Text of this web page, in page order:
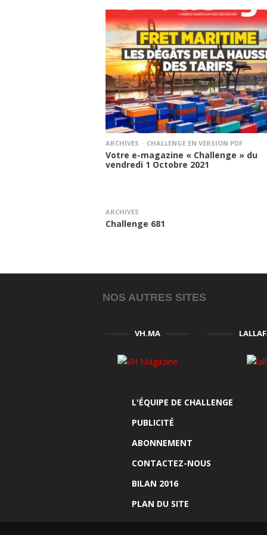
ARCHIVES CHALLENGE EN VERSION PDF
Votre e-magazine « Challenge » du
vendredi 1 Octobre 2021
ARCHIVES
Challenge 681
NOS AUTRES SITES
VH.MA
L'ÉQUIPE DE CHALLENGE
PUBLICITÉ
ABONNEMENT
CONTACTEZ-NOUS
BILAN 2016
PLAN DU SITE